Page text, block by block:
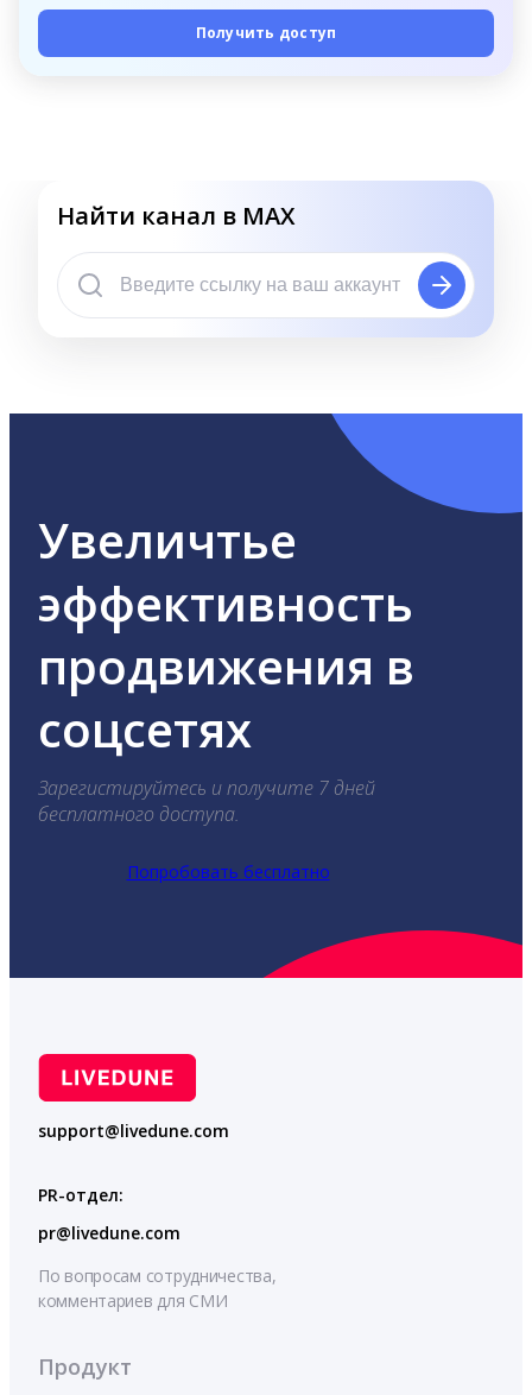
Получить доступ
Найти канал в MAX
Увеличтье
эффективность
продвижения в
соцсетях
Зарегистируйтесь и получите 7 дней
бесплатного доступа.
Попробовать бесплатно
support@livedune.com
PR-отдел:
pr@livedune.com
По вопросам сотрудничества,
комментариев для СМИ
Продукт